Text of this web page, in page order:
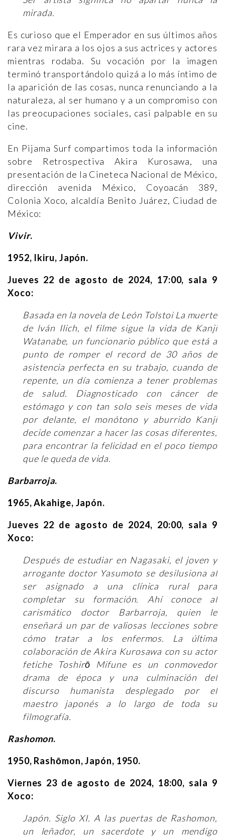
mirada.
Es curioso que el Emperador en sus últimos años
rara vez mirara a los ojos a sus actrices y actores
mientras rodaba. Su vocación por la imagen
terminó transportándolo quizá a lo más íntimo de
la aparición de las cosas, nunca renunciando a la
naturaleza, al ser humano y a un compromiso con
las preocupaciones sociales, casi palpable en su
cine.
En Pijama Surf compartimos toda la información
sobre Retrospectiva Akira Kurosawa, una
presentación de la Cineteca Nacional de México,
dirección avenida México, Coyoacán 389,
Colonia Xoco, alcaldía Benito Juárez, Ciudad de
México:
Vivir.
1952, Ikiru, Japón.
Jueves 22 de agosto de 2024, 17:00, sala 9
Xoco:
Basada en la novela de León Tolstoi La muerte
de lván Ilich, el filme sigue la vida de Kanji
Watanabe, un funcionario público que está a
punto de romper el record de 30 años de
asistencia perfecta en su trabajo, cuando de
repente, un día comienza a tener problemas
de salud. Diagnosticado con cáncer de
estómago y con tan solo seis meses de vida
por delante, el monótono y aburrido Kanji
decide comenzar a hacer las cosas diferentes,
para encontrar la felicidad en el poco tiempo
que le queda de vida.
Barbarroja.
1965, Akahige, Japón.
Jueves 22 de agosto de 2024, 20:00, sala 9
Xoco:
Después de estudiar en Nagasaki, el joven y
arrogante doctor Yasumoto se desilusiona al
ser asignado a una clínica rural para
completar su formación. Ahí conoce al
carismático doctor Barbarroja, quien le
enseñará un par de valiosas lecciones sobre
cómo tratar a los enfermos. La última
colaboración de Akira Kurosawa con su actor
fetiche Toshirō Mifune es un conmovedor
drama de época y una culminación del
discurso humanista desplegado por el
maestro japonés a lo largo de toda su
filmografía.
Rashomon.
1950, Rashōmon, Japón, 1950.
Viernes 23 de agosto de 2024, 18:00, sala 9
Xoco:
Japón. Siglo XI. A las puertas de Rashomon,
un leñador, un sacerdote y un mendigo